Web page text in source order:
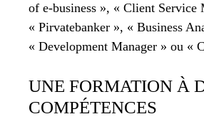
of e-business », « Client Service
« Pirvatebanker », « Business
« Development Manager » ou «
UNE FORMATION À
COMPÉTENCES